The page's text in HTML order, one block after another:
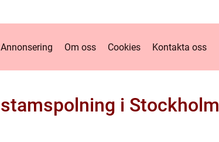
Annonsering Om oss Cookies Kontakta oss
stamspolning i Stockholm